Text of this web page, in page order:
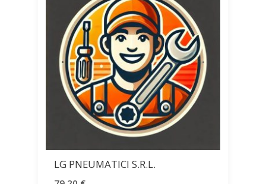
LG PNEUMATICI S.R.L.